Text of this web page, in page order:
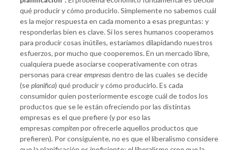
qué producir y cómo producirlo. Simplemente no sabemos cuál
es la mejor respuesta en cada momento a esas preguntas: y
responderlas bien es clave. Si los seres humanos cooperamos
para producir cosas inútiles, estaríamos dilapidando nuestros
esfuerzos, por mucho que cooperemos. En un mercado libre,
cualquiera puede asociarse cooperativamente con otras
personas para crearempresasdentro de las cuales se decide
(seplanifica) qué producir y cómo producirlo. Es cada
consumidor quien posteriormente escoge cuál de todos los
productos que se le están ofreciendo por las distintas
empresas es el que prefiere (y por eso las
empresas compitenpor ofrecerle aquellos productos que
prefieren). Por consiguiente, no es que el liberalismo considere